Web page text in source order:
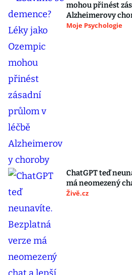
mohou přinést
Alzheimerovy
Moje Psychologie
ChatGPT teď
má neomezený
Živě.cz